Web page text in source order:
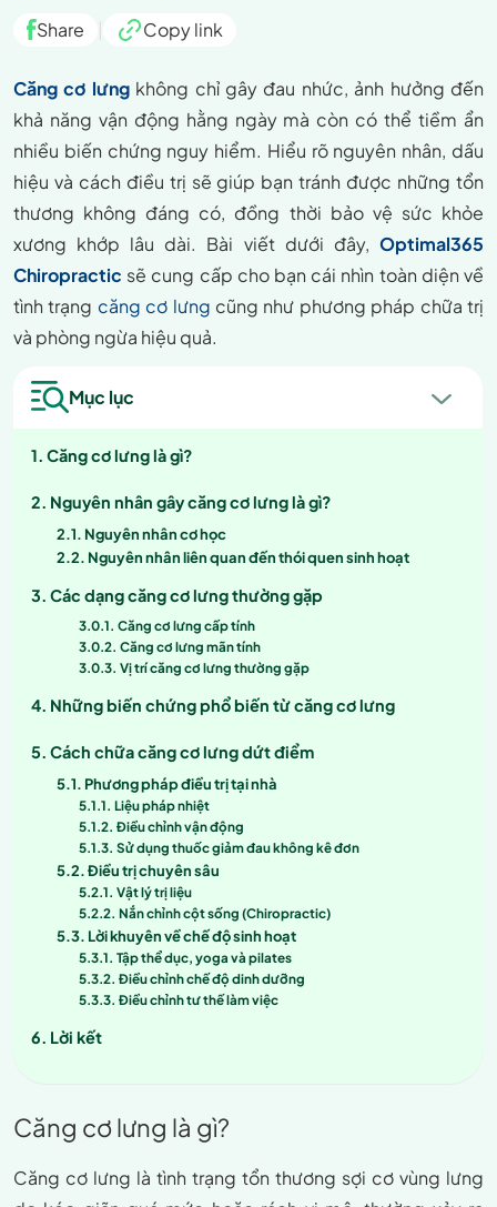
Share
| Copy link
Căng cơ lưngkhông chỉ gây đau nhức, ảnh hưởng đến
khả năng vận động hằng ngày mà còn có thể tiềm ẩn
nhiều biến chứng nguy hiểm. Hiểu rõ nguyên nhân, dấu
hiệu và cách điều trị sẽ giúp bạn tránh được những tổn
thương không đáng có, đồng thời bảo vệ sức khỏe
xương khớp lâu dài. Bài viết dưới đây, Optimal365
Chiropractic sẽ cung cấp cho bạn cái nhìn toàn diện về
tình trạng căng cơ lưng cũng như phương pháp chữa trị
và phòng ngừa hiệu quả.
Mục lục
Căng cơ lưng là gì?
Nguyên nhân gây căng cơ lưng là gì?
Nguyên nhân cơ học
Nguyên nhân liên quan đến thói quen sinh hoạt
Các dạng căng cơ lưng thường gặp
Căng cơ lưng cấp tính
Căng cơ lưng mãn tính
Vị trí căng cơ lưng thường gặp
Những biến chứng phổ biến từ căng cơ lưng
Cách chữa căng cơ lưng dứt điểm
Phương pháp điều trị tại nhà
Liệu pháp nhiệt
Điều chỉnh vận động
Sử dụng thuốc giảm đau không kê đơn
Điều trị chuyên sâu
Vật lý trị liệu
Nắn chỉnh cột sống (Chiropractic)
Lời khuyên về chế độ sinh hoạt
Tập thể dục, yoga và pilates
Điều chỉnh chế độ dinh dưỡng
Điều chỉnh tư thế làm việc
Lời kết
Căng cơ lưng là gì?
Căng cơ lưng là tình trạng tổn thương sợi cơ vùng lưng